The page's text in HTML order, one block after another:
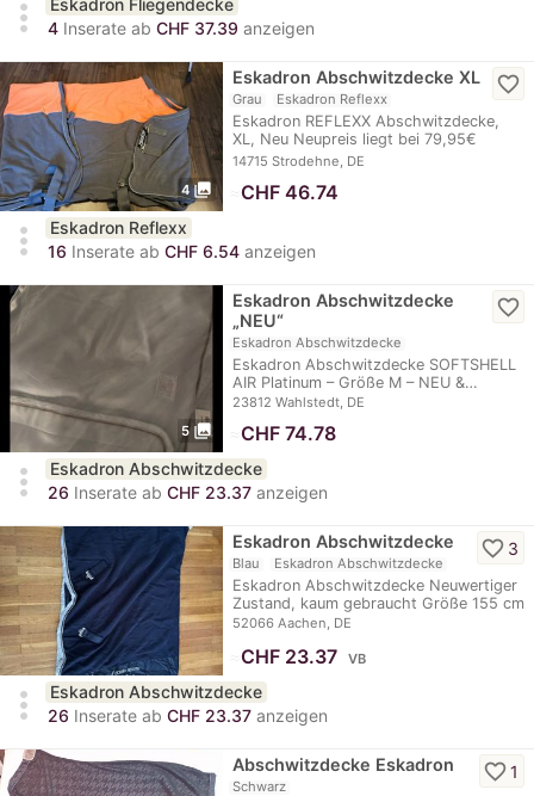
more_vert
4 Inserate ab CHF 37.39 anzeigen
4 photo_library
Eskadron Abschwitzdecke XL
Grau Eskadron Reflexx
Eskadron REFLEXX Abschwitzdecke,
XL, Neu Neupreis liegt bei 79,95€
Versand und…
14715 Strodehne, DE
favorite_border
CHF 46.74
more_vert
Eskadron Reflexx
16 Inserate ab CHF 6.54 anzeigen
5 photo_library
Eskadron Abschwitzdecke
„NEU“
Eskadron Abschwitzdecke
Eskadron Abschwitzdecke SOFTSHELL
AIR Platinum – Größe M – NEU &…
23812 Wahlstedt, DE
favorite_border
CHF 74.78
more_vert
Eskadron Abschwitzdecke
26 Inserate ab CHF 23.37 anzeigen
Eskadron Abschwitzdecke
Blau Eskadron Abschwitzdecke
Eskadron Abschwitzdecke Neuwertiger
Zustand, kaum gebraucht Größe 155 cm
52066 Aachen, DE
favorite_border 3
CHF 23.37 VB
more_vert
Eskadron Abschwitzdecke
26 Inserate ab CHF 23.37 anzeigen
Abschwitzdecke Eskadron
Schwarz
favorite_border1